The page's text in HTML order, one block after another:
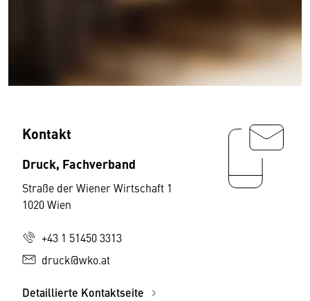
Kontakt
Druck, Fachverband
Straße der Wiener Wirtschaft 1
1020 Wien
+43 1 51450 3313
druck@wko.at
Detaillierte Kontaktseite